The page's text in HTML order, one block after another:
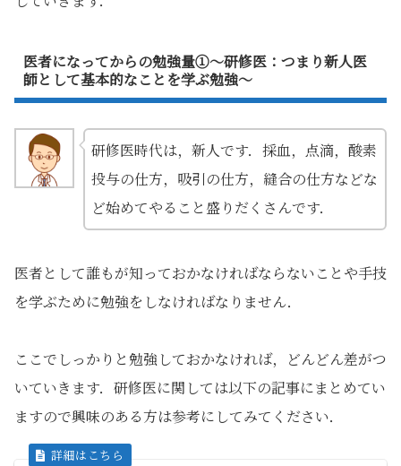
医者になってからの勉強量①～研修医：つまり新人医
師として基本的なことを学ぶ勉強～
研修医時代は，新人です．採血，点滴，酸素
投与の仕方，吸引の仕方，縫合の仕方などな
ど始めてやること盛りだくさんです．
医者として誰もが知っておかなければならないことや手技
を学ぶために勉強をしなければなりません．
ここでしっかりと勉強しておかなければ，どんどん差がつ
いていきます．研修医に関しては以下の記事にまとめてい
ますので興味のある方は参考にしてみてください．